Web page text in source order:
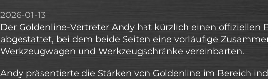
2026-01-13
Der Goldenline-Vertreter Andy hat kürzlich einen offiziellen
abgestattet, bei dem beide Seiten eine vorläufige
Werkzeugwagen und Werkzeugschränke vereinbarten.
Andy präsentierte die Stärken von Goldenline im Bereich